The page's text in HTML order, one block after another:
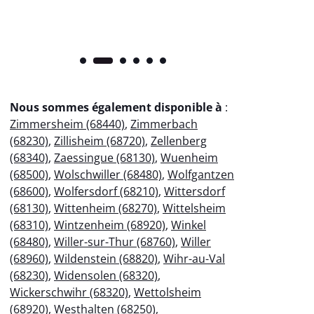
Nous sommes également disponible à :
Zimmersheim (68440), Zimmerbach
(68230), Zillisheim (68720), Zellenberg
(68340), Zaessingue (68130), Wuenheim
(68500), Wolschwiller (68480), Wolfgantzen
(68600), Wolfersdorf (68210), Wittersdorf
(68130), Wittenheim (68270), Wittelsheim
(68310), Wintzenheim (68920), Winkel
(68480), Willer-sur-Thur (68760), Willer
(68960), Wildenstein (68820), Wihr-au-Val
(68230), Widensolen (68320),
Wickerschwihr (68320), Wettolsheim
(68920), Westhalten (68250),